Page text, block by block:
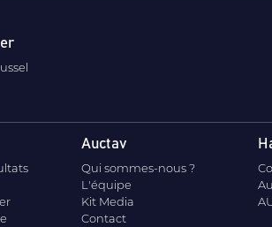
Auctav
Qui sommes-nous ?
L'équipe
Kit Media
Contact